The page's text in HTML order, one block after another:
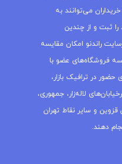
می‌توانند به
ثبت و از چندین
راندنو امکان مقایسه
فروشگاه‌های عضو با
در ترافیک بازار،
لاله‌زار، جمهوری،
و سایر نقاط تهران
دهند.